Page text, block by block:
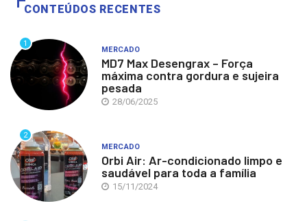
CONTEÚDOS RECENTES
1
MERCADO
MD7 Max Desengrax – Força
máxima contra gordura e sujeira
pesada
28/06/2025
2
MERCADO
Orbi Air: Ar-condicionado limpo e
saudável para toda a família
15/11/2024